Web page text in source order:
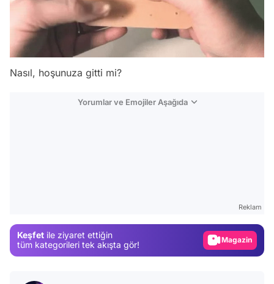
Nasıl, hoşunuza gitti mi?
Yorumlar ve Emojiler Aşağıda
Reklam
Keşfet ile ziyaret ettiğin
tüm kategorileri tek akışta gör!
Magazin